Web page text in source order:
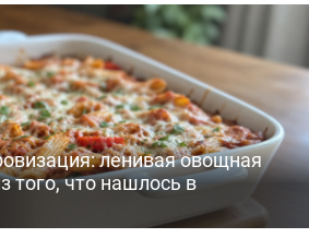
ленивая овощная
того, что нашлось в